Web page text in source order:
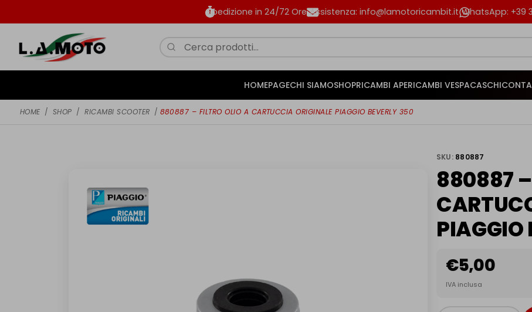
Spedizione in 24/72 Ore Assistenza: info@lamotoricambit.it WhatsApp: +39
HOMEPAGECHI SIAMOSHOPRICAMBI APERICAMBI VESPACASCHI
HOME / SHOP / RICAMBI SCOOTER / 880887 – FILTRO OLIO A CARTUCCIA ORIGINALE PIAGGIO BEVERLY 350
SKU: 880887
880887 –
PIAGGIO
€5,00
IVA inclusa